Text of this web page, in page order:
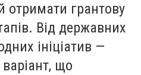
отримати грантову
Від державних
ініціатив —
що